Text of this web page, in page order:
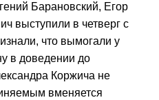
Барановский, Егор
выступили в четверг с
что вымогали у
в доведении до
Коржича не
вменяется